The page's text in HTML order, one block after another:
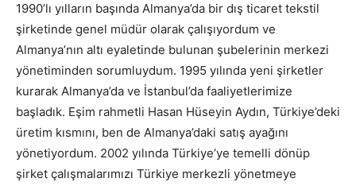
1990’lı yılların başında Almanya’da bir dış ticaret tekstil
şirketinde genel müdür olarak çalışıyordum ve
Almanya’nın altı eyaletinde bulunan şubelerinin merkezi
yönetiminden sorumluydum. 1995 yılında yeni şirketler
kurarak Almanya’da ve İstanbul’da faaliyetlerimize
başladık. Eşim rahmetli Hasan Hüseyin Aydın, Türkiye’deki
üretim kısmını, ben de Almanya’daki satış ayağını
yönetiyordum. 2002 yılında Türkiye’ye temelli dönüp
şirket çalışmalarımızı Türkiye merkezli yönetmeye